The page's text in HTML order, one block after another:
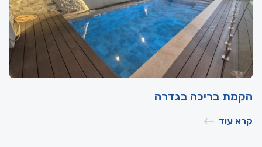
הקמת בריכה בגדרה
קרא עוד